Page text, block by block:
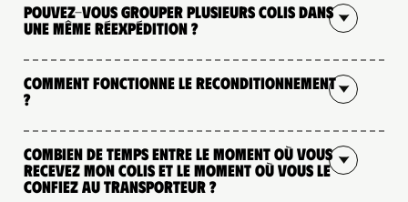
Pouvez-vous grouper plusieurs colis dans
une même réexpédition ?
Comment fonctionne le reconditionnement
?
Combien de temps entre le moment où vous
recevez mon colis et le moment où vous le
confiez au transporteur ?